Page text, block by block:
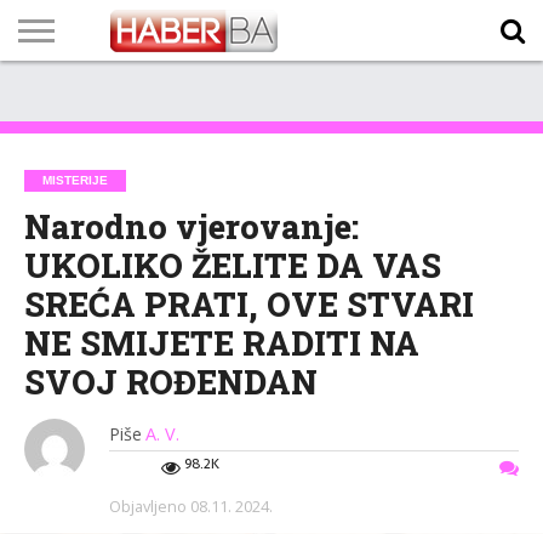
TECH
PROGRAM
PROGNOZA
PUTEVIMA
LISTA
NAMA
MISTERIJE
Narodno vjerovanje:
UKOLIKO ŽELITE DA VAS
SREĆA PRATI, OVE STVARI
NE SMIJETE RADITI NA
SVOJ ROĐENDAN
Piše A. V.
98.2K
Objavljeno 08.11. 2024.